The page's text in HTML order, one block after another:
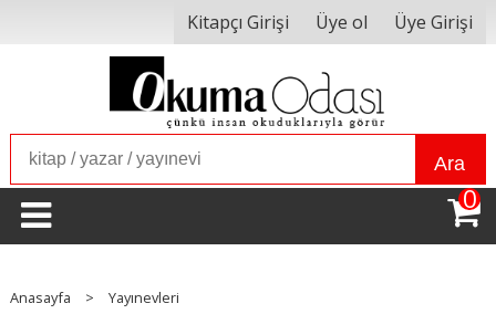
Kitapçı Girişi Üye ol Üye Girişi
Ara
0
Anasayfa > Yayınevleri